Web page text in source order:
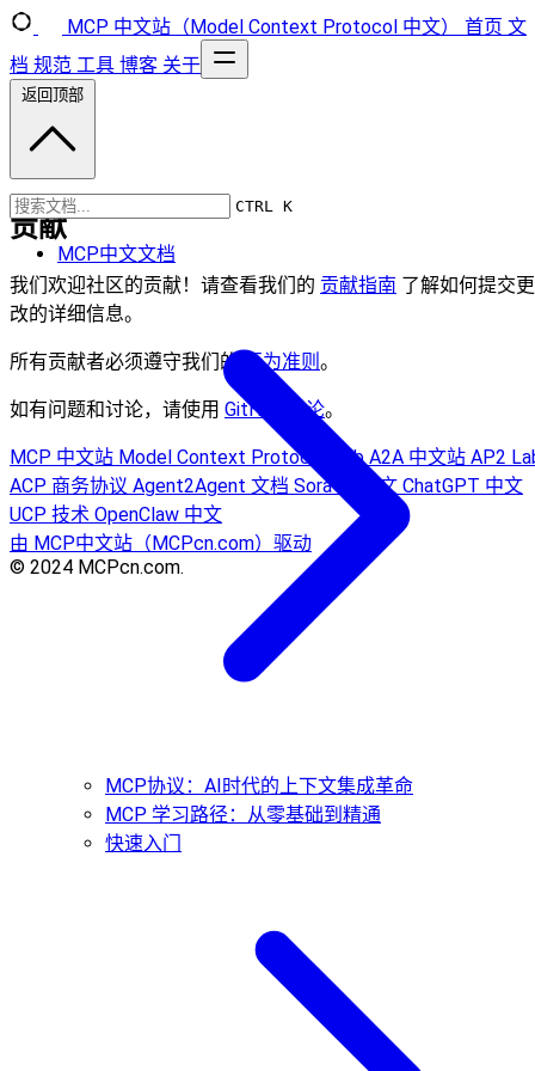
MCP 中文站（Model Context Protocol 中文） 首页 文
档 规范 工具 博客 关于
CTRL K
MCP中文文档
MCP协议：AI时代的上下文集成革命
MCP 学习路径：从零基础到精通
快速入门
返回顶部
贡献
我们欢迎社区的贡献！请查看我们的 贡献指南 了解如何提交更
改的详细信息。
所有贡献者必须遵守我们的 行为准则 。
如有问题和讨论，请使用 GitHub 讨论。
MCP 中文站 Model Context Protocol HubA2A 中文站 AP2
ACP 商务协议 Agent2Agent 文档 Sora AI 中文 ChatGPT 中文
UCP 技术 OpenClaw 中文
由 MCP中文站（MCPcn.com）驱动
© 2024 MCPcn.com.